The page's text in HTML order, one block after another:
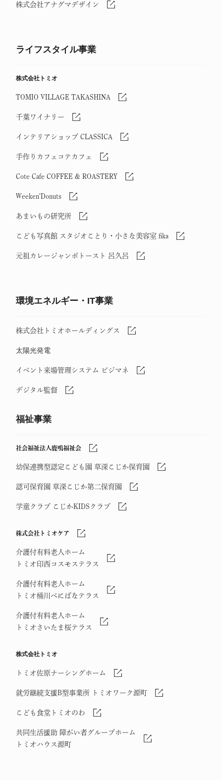
株式会社アナグマデザイン
ライフスタイル事業
株式会社トミオ
TOMIO VILLAGE TAKASHINA
千葉ワイナリー
インテリアショップ CLASSICA
手作りカフェコテカフェ
Cote Cafe COFFEE & ROASTERY
Weeken'Donuts
あまいもの研究所
こども写真館 スタジオことり・小さな美容室 fika
元祖カレージャンボトースト 呂久呂
環境エネルギー・IT事業
株式会社トミオホールディングス
太陽光発電
イベント来場管理システム ビジマネ
デジタル監督
福祉事業
社会福祉法人鹿鳴福祉会
幼保連携型認定こども園 草深こじか保育園
認可保育園 草深こじか第二保育園
学童クラブ こじかKIDSクラブ
株式会社トミオケア
介護付有料老人ホーム
トミオ印西コスモステラス
介護付有料老人ホーム
トミオ桶川べにばなテラス
介護付有料老人ホーム
トミオさいたま桜テラス
株式会社トミオ
トミオ佐原ナーシングホーム
就労継続支援B型事業所 トミオワーク源町
こども食堂トミオのわ
共同生活援助 障がい者グループホーム
トミオハウス源町